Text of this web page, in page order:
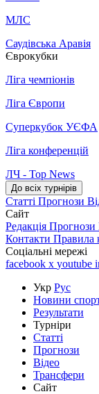
МЛС
Саудівська Аравія
Єврокубки
Ліга чемпіонів
Ліга Європи
Суперкубок УЄФА
Ліга конференцій
ЛЧ - Top News
До всіх турнірів
Статті Прогнози
Сайт
Редакція Прогнози
Контакти Правила
Соціальні мережі
facebook x youtube
Укр Рус
Новини
Результати
Турніри
Статті
Прогнози
Відео
Трансфери
Сайт